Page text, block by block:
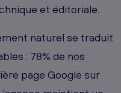
et éditoriale.
naturel se traduit
: 78% de nos
page Google sur